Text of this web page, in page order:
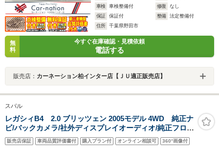
車検
車検整備付 修復
なし
保証
保証付 整備
法定整備付
住所
千葉県野田市
無
料
今すぐ在庫確認・見積依頼
電話する
販売店： カーネーション柏インター店【ＪＵ適正販売店】
スバル
レガシィB4 2.0 ブリッツェン 2005モデル 4WD 純正ナ
ビ/バックカメラ/社外ディスプレイオーディオ/純正フロア
マット/純正17インチAW/ETC/レザーシート/前席シートヒ
販売店保証 車両品質評価書付 購入プラン付 オンライン相談可 360°画像付